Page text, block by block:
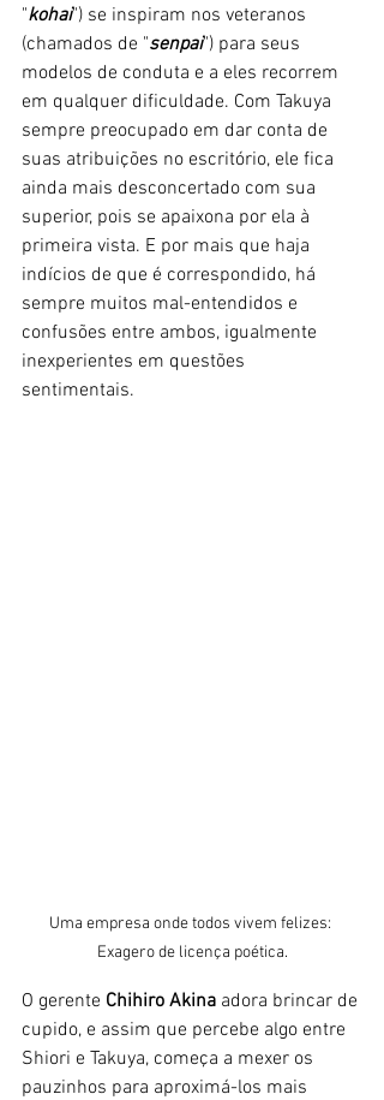
"kohai") se inspiram nos veteranos
(chamados de "senpai") para seus
modelos de conduta e a eles recorrem
em qualquer dificuldade. Com Takuya
sempre preocupado em dar conta de
suas atribuições no escritório, ele fica
ainda mais desconcertado com sua
superior, pois se apaixona por ela à
primeira vista. E por mais que haja
indícios de que é correspondido, há
sempre muitos mal-entendidos e
confusões entre ambos, igualmente
inexperientes em questões
sentimentais.
Uma empresa onde todos vivem felizes:
Exagero de licença poética.
O gerente Chihiro Akina adora brincar de
cupido, e assim que percebe algo entre
Shiori e Takuya, começa a mexer os
pauzinhos para aproximá-los mais